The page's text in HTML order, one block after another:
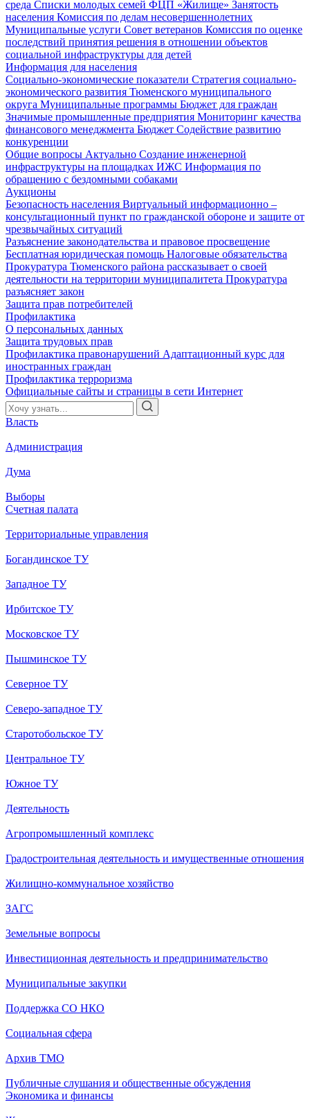
среда Списки молодых семей ФЦП «Жилище» Занятость
населения Комиссия по делам несовершеннолетних
Муниципальные услуги Совет ветеранов Комиссия по оценке
последствий принятия решения в отношении объектов
социальной инфраструктуры для детей
Информация для населения
Социально-экономические показатели Стратегия социально-
экономического развития Тюменского муниципального
округа Муниципальные программы Бюджет для граждан
Значимые промышленные предприятия Мониторинг качества
финансового менеджмента Бюджет Содействие развитию
конкуренции
Общие вопросы Актуально Создание инженерной
инфраструктуры на площадках ИЖС Информация по
обращению с бездомными собаками
Аукционы
Безопасность населения Виртуальный информационно –
консультационный пункт по гражданской обороне и защите от
чрезвычайных ситуаций
Разъяснение законодательства и правовое просвещение
Бесплатная юридическая помощь Налоговые обязательства
Прокуратура Тюменского района рассказывает о своей
деятельности на территории муниципалитета Прокуратура
разъясняет закон
Защита прав потребителей
Профилактика
О персональных данных
Защита трудовых прав
Профилактика правонарушений Адаптационный курс для
иностранных граждан
Профилактика терроризма
Официальные сайты и страницы в сети Интернет
Власть
Администрация
Дума
Выборы
Счетная палата
Территориальные управления
Богандинское ТУ
Западное ТУ
Ирбитское ТУ
Московское ТУ
Пышминское ТУ
Северное ТУ
Северо-западное ТУ
Старотобольское ТУ
Центральное ТУ
Южное ТУ
Деятельность
Агропромышленный комплекс
Градостроительная деятельность и имущественные отношения
Жилищно-коммунальное хозяйство
ЗАГС
Земельные вопросы
Инвестиционная деятельность и предпринимательство
Муниципальные закупки
Поддержка СО НКО
Социальная сфера
Архив ТМО
Публичные слушания и общественные обсуждения
Экономика и финансы